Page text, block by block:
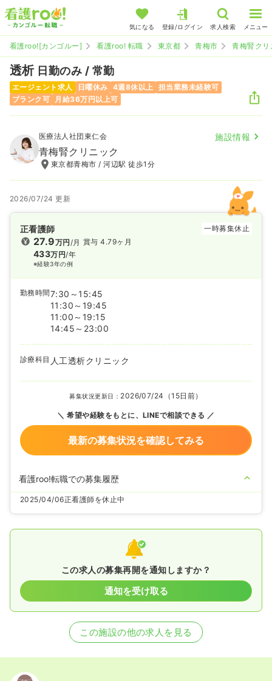
気になる 登録/ログイン 求人検索 メニュー
看護roo![カンゴルー] 看護roo! 転職 東京都 青梅市 青梅腎クリ
透析日勤のみ / 常勤
エージェント求人 日曜休み 4週8休以上 担当業務未経験可
ブランク可
月給36万円以上可
医療法人社団東仁会 施設情報
青梅腎クリニック
東京都青梅市 / 河辺駅 徒歩1分
2026/07/24 更新
正看護師 一時募集休止
27.9万円/月
433万円/年
※経験3年の例
賞与 4.79ヶ月
勤務時間7:30～15:45
11:30～19:45
11:00～19:15
14:45～23:00
診療科目 人工透析クリニック
募集状況更新日： 2026/07/24（15日前）
希望や経験をもとに、LINEで相談できる
最新の募集状況を確認してみる
看護roo!転職での募集履歴
2025/04/06正看護師を休止中
この求人の募集再開を通知しますか？
通知を受け取る
この施設の他の求人を見る